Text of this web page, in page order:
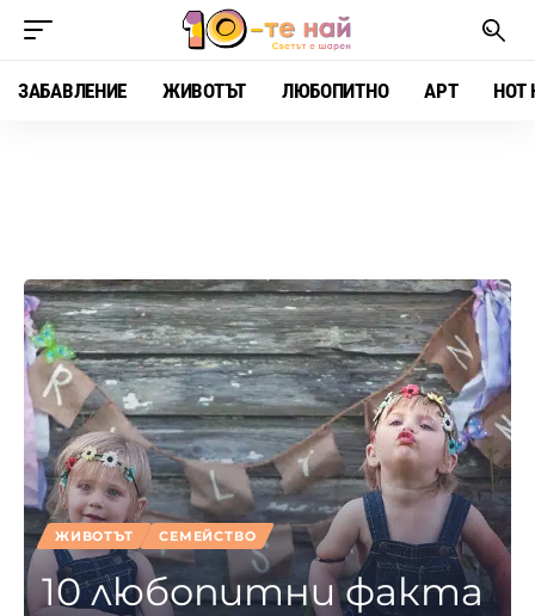
ЗАБАВЛЕНИЕ ЖИВОТЪТ ЛЮБОПИТНО АРТ HOT
ЖИВОТЪТ СЕМЕЙСТВО
10 любопитни факта